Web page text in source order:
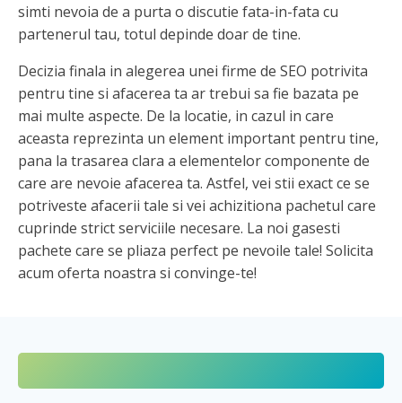
simti nevoia de a purta o discutie fata-in-fata cu
partenerul tau, totul depinde doar de tine.
Decizia finala in alegerea unei firme de SEO potrivita
pentru tine si afacerea ta ar trebui sa fie bazata pe
mai multe aspecte. De la locatie, in cazul in care
aceasta reprezinta un element important pentru tine,
pana la trasarea clara a elementelor componente de
care are nevoie afacerea ta. Astfel, vei stii exact ce se
potriveste afacerii tale si vei achizitiona pachetul care
cuprinde strict serviciile necesare. La noi gasesti
pachete care se pliaza perfect pe nevoile tale! Solicita
acum oferta noastra si convinge-te!